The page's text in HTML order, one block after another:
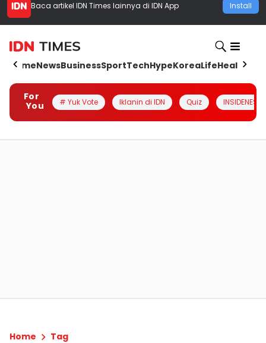
Baca artikel IDN Times lainnya di IDN App Install
HomeNewsBusinessSportTechHypeKoreaLifeHealth
For
You
# Yuk Vote Iklanin di IDN Quiz INSIDENESIA
Home Tag